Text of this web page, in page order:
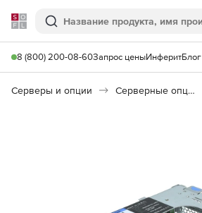
Softline
Поиск
8 (800) 200-08-60Запрос ценыИнферитБлог
Серверы и опции Серверные опции